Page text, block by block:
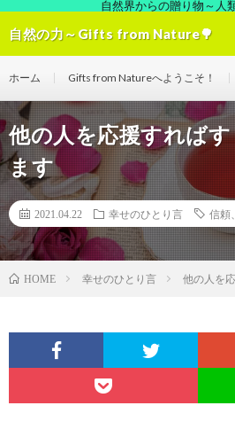
自然界からの贈り物～人
自然の力～Gifts from Nature🌳
ホーム Gifts from Natureへようこそ！
他の人を応援すれば
ます
2021.04.22 幸せのひとり言 信頼
HOME 幸せのひとり言 他の人を